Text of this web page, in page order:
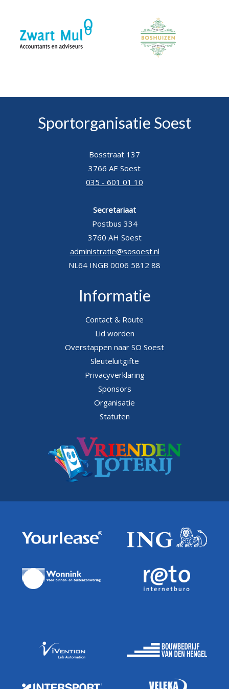
Sportorganisatie Soest
Bosstraat 137
3766 AE Soest
035 - 601 01 10
Secretariaat
Postbus 334
3760 AH Soest
administratie@sosoest.nl
NL64 INGB 0006 5812 88
Informatie
Contact & Route
Lid worden
Overstappen naar SO Soest
Sleuteluitgifte
Privacyverklaring
Sponsors
Organisatie
Statuten